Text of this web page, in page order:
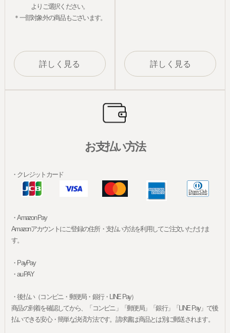
よりご選択ください。
＊一部対象外の商品もございます。
詳しく見る 詳しく見る
お支払い方法
・クレジットカード
・Amazon Pay
Amazonアカウントにご登録の住所・支払い方法を利用してご注文いただけま
す。
・PayPay
・au PAY
・後払い（コンビニ・郵便局・銀行・LINE Pay）
商品の到着を確認してから、「コンビニ」「郵便局」「銀行」「LINE Pay」で後
払いできる安心・簡単な決済方法です。請求書は商品とは別に郵送されます。